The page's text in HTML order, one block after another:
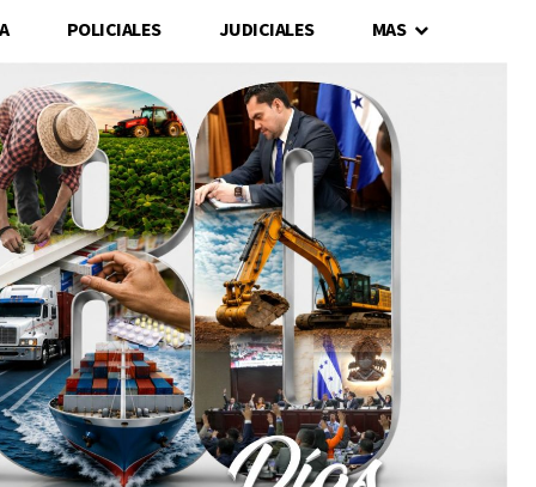
POLICIALES JUDICIALES MAS